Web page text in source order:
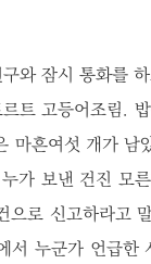
와 잠시 통화를
트 고등어조림.
마흔여섯 개가
가 보낸 건진 모
으로 신고하라고
서 누군가 언급